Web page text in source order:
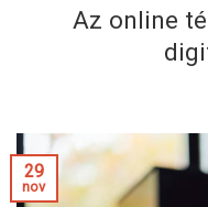
Az online
29
nov